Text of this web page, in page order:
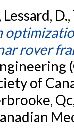
Lessard,
rover
of